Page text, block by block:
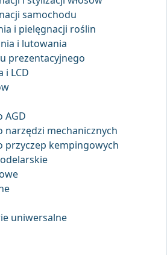
samochodu
i pielęgnacji roślin
i lutowania
prezentacyjnego
i LCD
AGD
narzędzi mechanicznych
przyczep kempingowych
uniwersalne